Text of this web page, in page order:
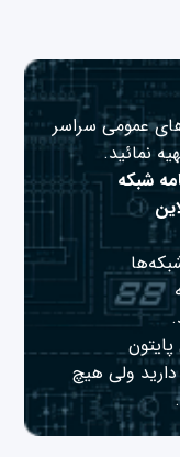
عمومی سراسر
نمائید.
شبکه
دارید ولی هیچ